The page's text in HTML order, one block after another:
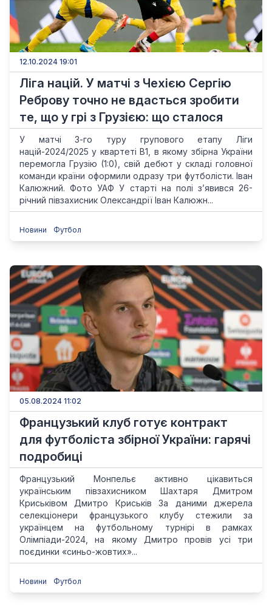
12.10.2024 19:01
Ліга націй. У матчі з Чехією Сергію
Реброву точно не вдасться зробити
те, що у грі з Грузією: що сталося
У матчі 3-го туру групового етапу Ліги
націй-2024/2025 у квартеті В1, в якому збірна України
перемогла Грузію (1:0), свій дебют у складі головної
команди країни оформили одразу три футболісти. Іван
Калюжний. Фото УАФ У старті на полі з’явився 26-
річний півзахисник Олександрії Іван Калюжн...
Новини Футбол
05.08.2024 11:02
Французький клуб готує контракт
для футболіста збірної України: гарячі
подробиці
Французький Монпельє активно цікавиться
українським півзахисником Шахтаря Дмитром
Криськівом Дмитро Криськів За даними джерела
селекціонери французького клубу стежили за
українцем на футбольному турнірі в рамках
Олімпіади-2024, на якому Дмитро провів усі три
поєдинки «синьо-жовтих»...
Новини Футбол